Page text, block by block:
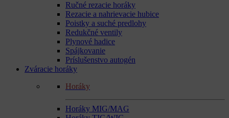
Ručné rezacie horáky
Rezacie a nahrievacie hubice
Poistky a suché predlohy
Redukčné ventily
Plynové hadice
Spájkovanie
Príslušenstvo autogén
Zváracie horáky
Horáky
Horáky MIG/MAG